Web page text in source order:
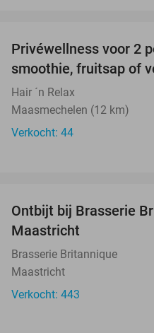
Privéwellness voor 2
smoothie, fruitsap of
Hair ´n Relax
Maasmechelen (12 km)
Verkocht: 44
Ontbijt bij Brasserie
Maastricht
Brasserie Britannique
Maastricht
Verkocht: 443